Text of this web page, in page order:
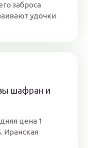
заброса
удочки
шафран и
цена 1
Иранская